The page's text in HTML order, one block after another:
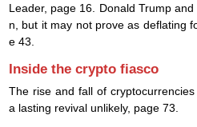
Leader, page 16. Donald Trump
n, but it may not prove as deflating
e 43.
Inside the crypto fiasco
The rise and fall of
a lasting revival unlikely, page 73.